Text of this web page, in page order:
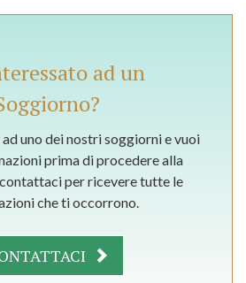
ad un
uno dei nostri soggiorni e vuoi
prima di procedere alla
per ricevere tutte le
che ti occorrono.